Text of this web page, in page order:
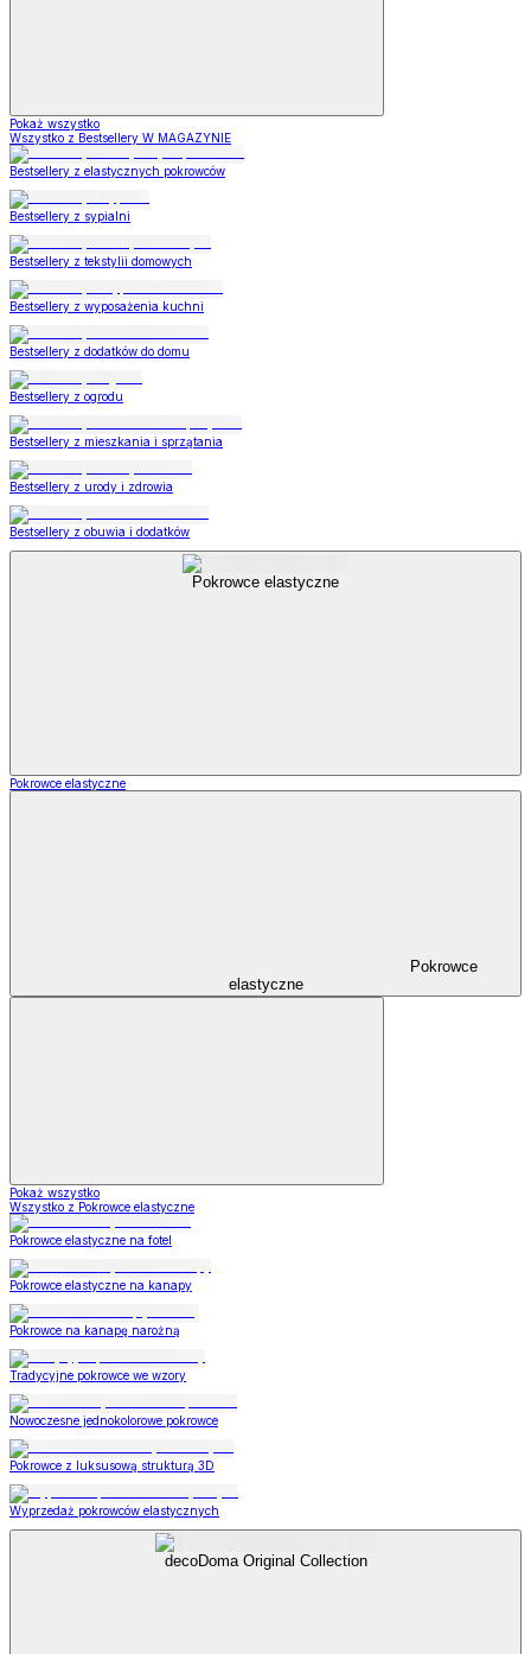
Pokaż wszystko
Wszystko z Bestsellery W MAGAZYNIE
Bestsellery z elastycznych pokrowców
Bestsellery z sypialni
Bestsellery z tekstylii domowych
Bestsellery z wyposażenia kuchni
Bestsellery z dodatków do domu
Bestsellery z ogrodu
Bestsellery z mieszkania i sprzątania
Bestsellery z urody i zdrowia
Bestsellery z obuwia i dodatków
Pokrowce elastyczne
Pokrowce elastyczne
Pokrowce
elastyczne
Pokaż wszystko
Wszystko z Pokrowce elastyczne
Pokrowce elastyczne na fotel
Pokrowce elastyczne na kanapy
Pokrowce na kanapę narożną
Tradycyjne pokrowce we wzory
Nowoczesne jednokolorowe pokrowce
Pokrowce z luksusową strukturą 3D
Wyprzedaż pokrowców elastycznych
decoDoma Original Collection